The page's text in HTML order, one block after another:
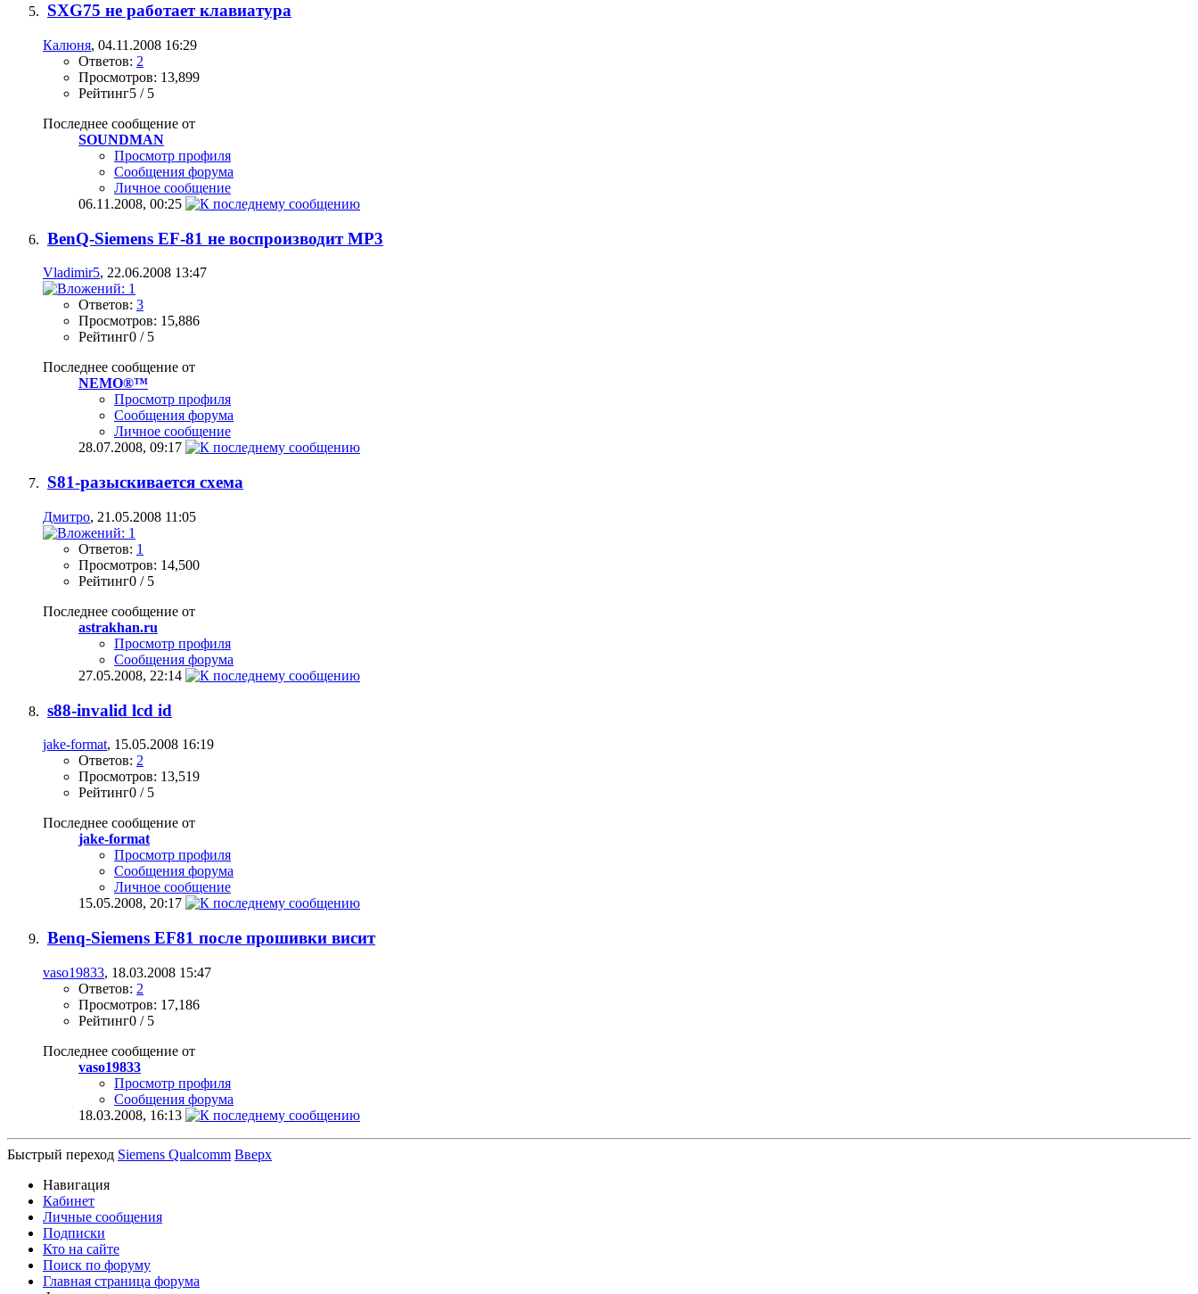
SXG75 не работает клавиатура
Калюня, 04.11.2008 16:29
Ответов: 2
Просмотров: 13,899
Рейтинг5 / 5
Последнее сообщение от
SOUNDMAN
Просмотр профиля
Сообщения форума
Личное сообщение
06.11.2008, 00:25
BenQ-Siemens EF-81 не воспроизводит MP3
Vladimir5, 22.06.2008 13:47
Ответов: 3
Просмотров: 15,886
Рейтинг0 / 5
Последнее сообщение от
NEMO®™
Просмотр профиля
Сообщения форума
Личное сообщение
28.07.2008, 09:17
S81-разыскивается схема
Дмитро, 21.05.2008 11:05
Ответов: 1
Просмотров: 14,500
Рейтинг0 / 5
Последнее сообщение от
astrakhan.ru
Просмотр профиля
Сообщения форума
27.05.2008, 22:14
s88-invalid lcd id
jake-format, 15.05.2008 16:19
Ответов: 2
Просмотров: 13,519
Рейтинг0 / 5
Последнее сообщение от
jake-format
Просмотр профиля
Сообщения форума
Личное сообщение
15.05.2008, 20:17
Benq-Siemens EF81 после прошивки висит
vaso19833, 18.03.2008 15:47
Ответов: 2
Просмотров: 17,186
Рейтинг0 / 5
Последнее сообщение от
vaso19833
Просмотр профиля
Сообщения форума
18.03.2008, 16:13
Быстрый переход Siemens Qualcomm Вверх
Навигация
Кабинет
Личные сообщения
Подписки
Кто на сайте
Поиск по форуму
Главная страница форума